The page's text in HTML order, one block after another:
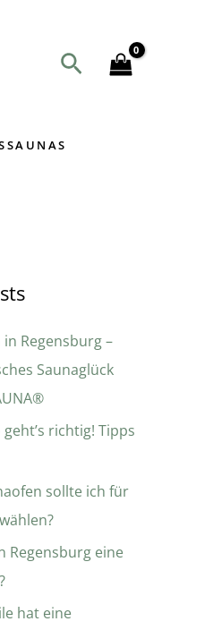
Suchen
Regensburg –
Saunaglück
geht’s richtig! Tipps
sollte ich für
Regensburg eine
hat eine